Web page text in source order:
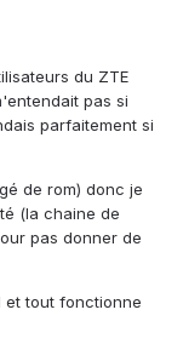
du ZTE
pas si
parfaitement si
de rom) donc je
(la chaine de
pas donner de
et tout fonctionne